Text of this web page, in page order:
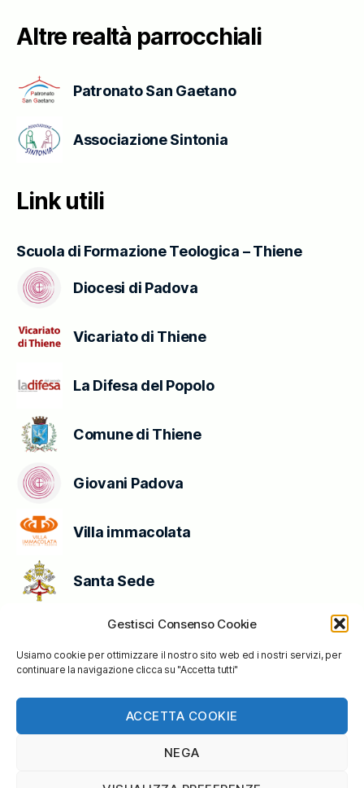
Gestisci Consenso Cookie
Usiamo cookie per ottimizzare il nostro sito web ed i nostri servizi, per
continuare la navigazione clicca su "Accetta tutti"
ACCETTA COOKIE
NEGA
Altre realtà parrocchiali
Patronato San Gaetano
Associazione Sintonia
Link utili
Scuola di Formazione Teologica – Thiene
Diocesi di Padova
Vicariato di Thiene
La Difesa del Popolo
Comune di Thiene
Giovani Padova
Villa immacolata
Santa Sede
Vatican News
Conferenza Episcopale Italiana
Politica dei cookie (UE)